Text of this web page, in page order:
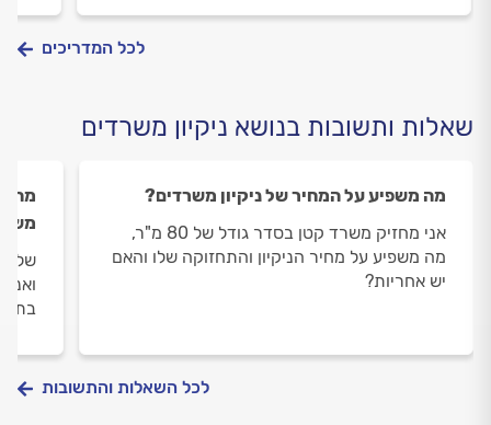
החשיבות של רושם ראשוני חיובי.
לכל המדריכים
שאלות ותשובות בנושא ניקיון משרדים
מה משפיע על המחיר של ניקיון משרדים?
אני מחזיק משרד קטן בסדר גודל של 80 מ"ר,
מה משפיע על מחיר הניקיון והתחזוקה שלו והאם
יש אחריות?
מהי
לכל השאלות והתשובות